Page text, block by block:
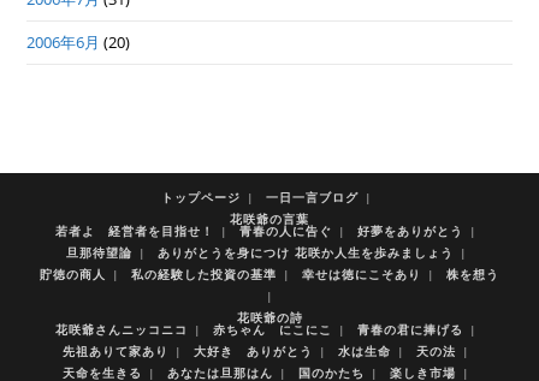
2006年6月 (20)
トップページ
一日一言ブログ
花咲爺の言葉
若者よ 経営者を目指せ！ 青春の人に告ぐ
好夢をありがとう
旦那待望論
ありがとうを身につけ 花咲か人生を歩みましょう
貯徳の商人
私の経験した投資の基準 幸せは徳にこそあり 株を想う
花咲爺の詩
花咲爺さんニッコニコ 赤ちゃん にこにこ
青春の君に捧げる
先祖ありて家あり
大好き ありがとう 水は生命
天の法
天命を生きる
あなたは旦那はん 国のかたち 楽しき市場